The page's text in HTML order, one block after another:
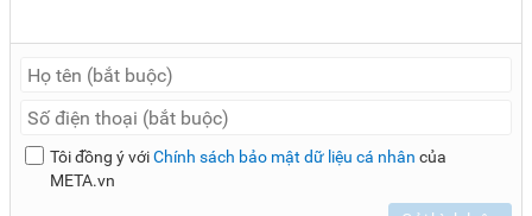
Tôi đồng ý vớiChính sách bảo mật dữ liệu cá nhân của
META.vn